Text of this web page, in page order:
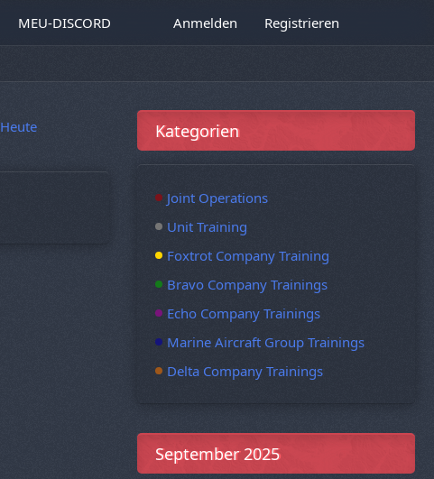
MEU-DISCORD Anmelden Registrieren
Heute Kategorien
Joint Operations
Unit Training
Foxtrot Company Training
Bravo Company Trainings
Echo Company Trainings
Marine Aircraft Group Trainings
Delta Company Trainings
September 2025